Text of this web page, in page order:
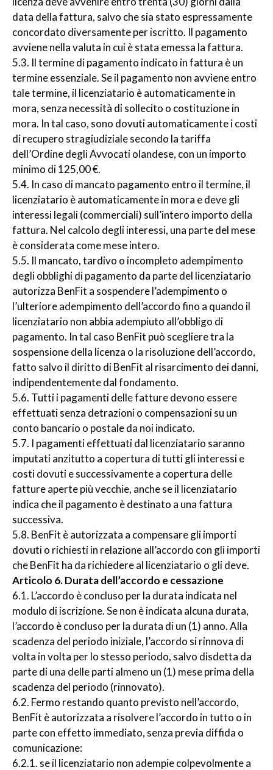
data della fattura, salvo che sia stato espressamente
concordato diversamente per iscritto. Il pagamento
avviene nella valuta in cui è stata emessa la fattura.
5.3. Il termine di pagamento indicato in fattura è un
termine essenziale. Se il pagamento non avviene entro
tale termine, il licenziatario è automaticamente in
mora, senza necessità di sollecito o costituzione in
mora. In tal caso, sono dovuti automaticamente i costi
di recupero stragiudiziale secondo la tariffa
dell’Ordine degli Avvocati olandese, con un importo
minimo di 125,00 €.
5.4. In caso di mancato pagamento entro il termine, il
licenziatario è automaticamente in mora e deve gli
interessi legali (commerciali) sull’intero importo della
fattura. Nel calcolo degli interessi, una parte del mese
è considerata come mese intero.
5.5. Il mancato, tardivo o incompleto adempimento
degli obblighi di pagamento da parte del licenziatario
autorizza BenFit a sospendere l’adempimento o
l’ulteriore adempimento dell’accordo fino a quando il
licenziatario non abbia adempiuto all’obbligo di
pagamento. In tal caso BenFit può scegliere tra la
sospensione della licenza o la risoluzione dell’accordo,
fatto salvo il diritto di BenFit al risarcimento dei danni,
indipendentemente dal fondamento.
5.6. Tutti i pagamenti delle fatture devono essere
effettuati senza detrazioni o compensazioni su un
conto bancario o postale da noi indicato.
5.7. I pagamenti effettuati dal licenziatario saranno
imputati anzitutto a copertura di tutti gli interessi e
costi dovuti e successivamente a copertura delle
fatture aperte più vecchie, anche se il licenziatario
indica che il pagamento è destinato a una fattura
successiva.
5.8. BenFit è autorizzata a compensare gli importi
dovuti o richiesti in relazione all’accordo con gli importi
che BenFit ha da richiedere al licenziatario o gli deve.
Articolo 6. Durata dell’accordo e cessazione
6.1. L’accordo è concluso per la durata indicata nel
modulo di iscrizione. Se non è indicata alcuna durata,
l’accordo è concluso per la durata di un (1) anno. Alla
scadenza del periodo iniziale, l’accordo si rinnova di
volta in volta per lo stesso periodo, salvo disdetta da
parte di una delle parti almeno un (1) mese prima della
scadenza del periodo (rinnovato).
6.2. Fermo restando quanto previsto nell’accordo,
BenFit è autorizzata a risolvere l’accordo in tutto o in
parte con effetto immediato, senza previa diffida o
comunicazione:
6.2.1. se il licenziatario non adempie colpevolmente a